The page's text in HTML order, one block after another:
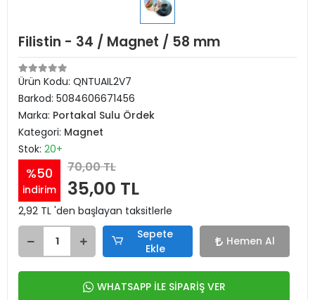
Filistin - 34 / Magnet / 58 mm
Ürün Kodu: QNTUAIL2V7
Barkod: 5084606671456
Marka: Portakal Sulu Ördek
Kategori: Magnet
Stok: 20+
%50
indirim
70,00 TL
35,00 TL
2,92 TL 'den başlayan taksitlerle
Sepete
Ekle
Hemen Al
WHATSAPP İLE SİPARİŞ VER